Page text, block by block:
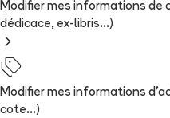
Modifier mes informations de
dédicace, ex-libris...)
Modifier mes informations
cote...)